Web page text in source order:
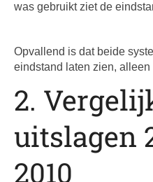
was gebruikt ziet de
Opvallend is dat beide
eindstand laten zien,
2.
uitslagen
2010